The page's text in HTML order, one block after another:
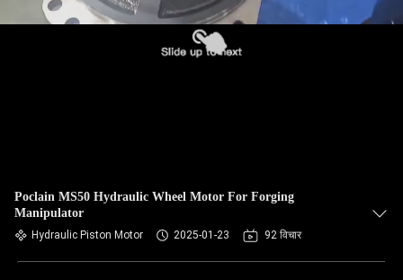
Poclain MS50 Hydraulic Wheel Motor For Forging
Manipulator
Hydraulic Piston Motor 2025-01-23 92 विचार